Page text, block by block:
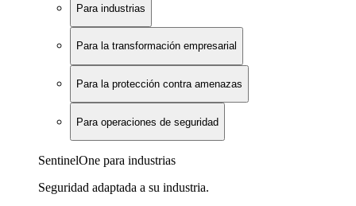
Para industrias
Para la transformación empresarial
Para la protección contra amenazas
Para operaciones de seguridad
SentinelOne para industrias
Seguridad adaptada a su industria.